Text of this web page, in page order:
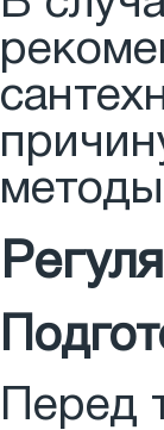
Перед